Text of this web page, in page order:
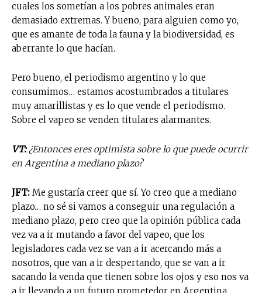
cuales los sometían a los pobres animales eran
demasiado extremas. Y bueno, para alguien como yo,
que es amante de toda la fauna y la biodiversidad, es
aberrante lo que hacían.
Pero bueno, el periodismo argentino y lo que
consumimos… estamos acostumbrados a titulares
muy amarillistas y es lo que vende el periodismo.
Sobre el vapeo se venden titulares alarmantes.
VT:¿Entonces eres optimista sobre lo que puede ocurrir
en Argentina a mediano plazo?
JFT: Me gustaría creer que sí. Yo creo que a mediano
plazo… no sé si vamos a conseguir una regulación a
mediano plazo, pero creo que la opinión pública cada
vez va a ir mutando a favor del vapeo, que los
legisladores cada vez se van a ir acercando más a
nosotros, que van a ir despertando, que se van a ir
sacando la venda que tienen sobre los ojos y eso nos va